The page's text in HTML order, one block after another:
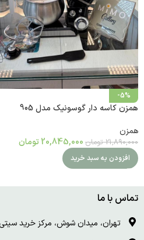
-5%
همزن کاسه دار گوسونیک مدل 905
همزن
21,890,000 تومان 20,845,000 تومان
افزودن به سبد خرید
تماس با ما
تهران، میدان شوش، مرکز خرید سیتی سنتر، طبقه